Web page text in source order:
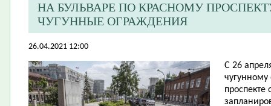
НА БУЛЬВАРЕ ПО КРАСНОМУ
ЧУГУННЫЕ ОГРАЖДЕНИЯ
26.04.2021 12:00
С 26
проспекте